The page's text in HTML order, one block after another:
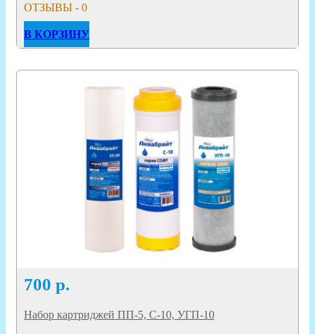
ОТЗЫВЫ - 0
В КОРЗИНУ
700 р.
Набор картриджей ПП-5, С-10, УГП-10